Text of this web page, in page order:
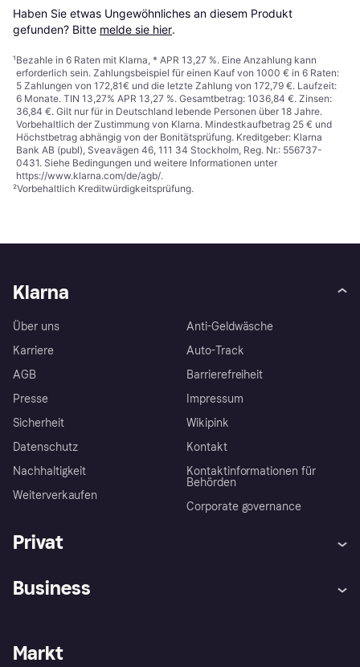
Haben Sie etwas Ungewöhnliches an diesem Produkt
gefunden? Bitte melde sie hier.
¹Bezahle in 6 Raten mit Klarna, * APR 13,27 %. Eine Anzahlung kann
erforderlich sein. Zahlungsbeispiel für einen Kauf von 1000 € in 6 Raten:
5 Zahlungen von 172,81€ und die letzte Zahlung von 172,79 €. Laufzeit:
6 Monate. TIN 13,27% APR 13,27 %. Gesamtbetrag: 1036,84 €. Zinsen:
36,84 €. Gilt nur für in Deutschland lebende Personen über 18 Jahre.
Vorbehaltlich der Zustimmung von Klarna. Mindestkaufbetrag 25 € und
Höchstbetrag abhängig von der Bonitätsprüfung. Kreditgeber: Klarna
Bank AB (publ), Sveavägen 46, 111 34 Stockholm, Reg. Nr.: 556737-
0431. Siehe Bedingungen und weitere Informationen unter
https://www.klarna.com/de/agb/.
²Vorbehaltlich Kreditwürdigkeitsprüfung.
Klarna
Über uns
Karriere
AGB
Presse
Sicherheit
Datenschutz
Nachhaltigkeit
Weiterverkaufen
Anti-Geldwäsche
Auto-Track
Barrierefreiheit
Impressum
Wikipink
Kontakt
Kontaktinformationen für
Behörden
Corporate governance
Privat
Klarna App
Business
Händlerportal
Markt